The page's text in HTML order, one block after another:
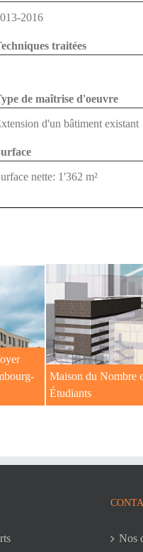
2016
traitées
de maîtrise d'oeuvre
d'un bâtiment existant
nette: 1'362 m²
Maison du Nombre
Étudiants
Nos